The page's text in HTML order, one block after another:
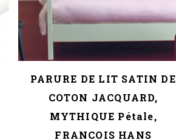
PARURE DE LIT SATIN DE
COTON JACQUARD,
MYTHIQUE Pétale,
FRANCOIS HANS